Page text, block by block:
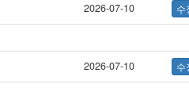
2026-07-10
2026-07-10